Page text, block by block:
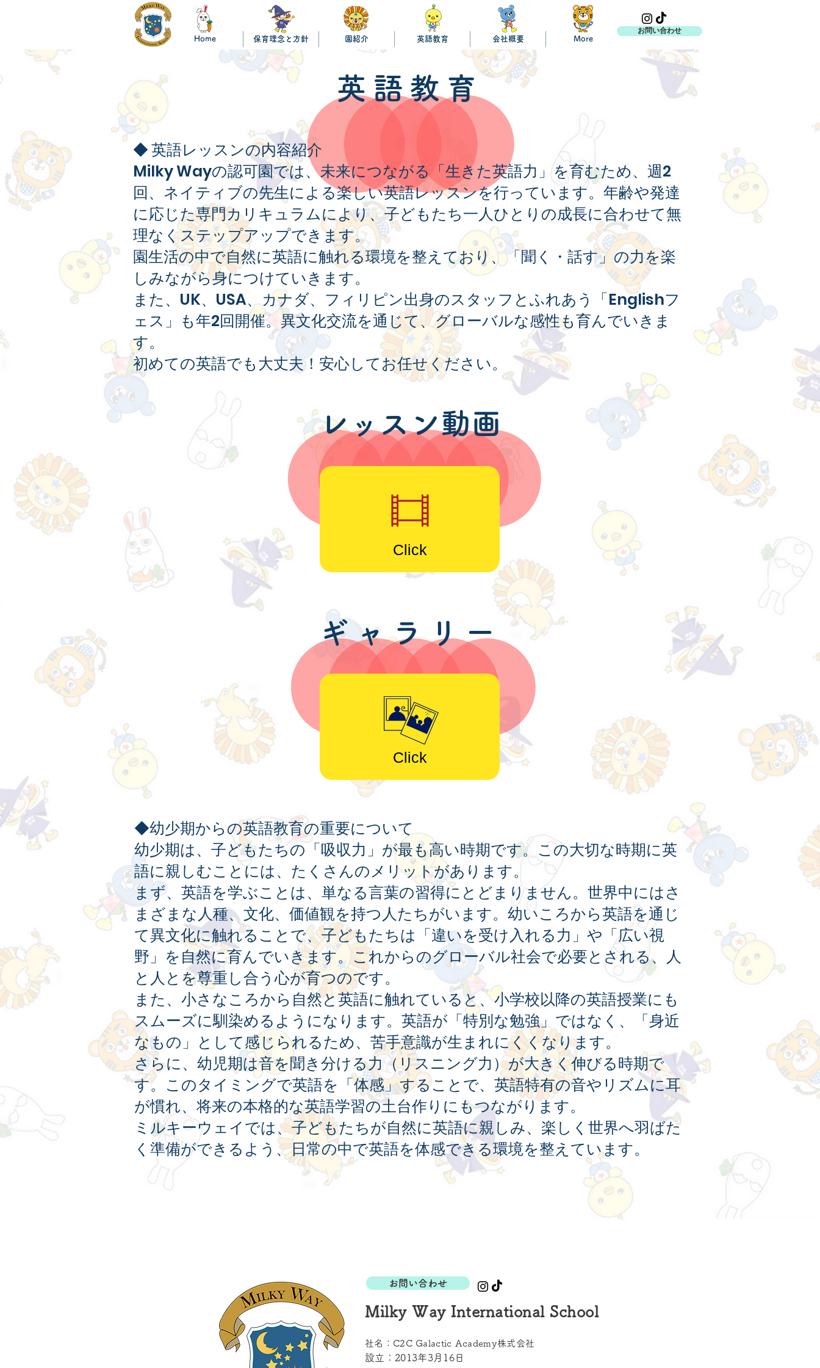
Home 保育理念と方針 園紹介 英語教育 会社概要 More
お問い合わせ
英語教育
◆ 英語レッスンの内容紹介
Milky Wayの認可園では、未来につながる「生きた英語力」を育むため、週2
回、ネイティブの先生による楽しい英語レッスンを行っています。年齢や発達
に応じた専門カリキュラムにより、子どもたち一人ひとりの成長に合わせて無
理なくステップアップできます。
園生活の中で自然に英語に触れる環境を整えており、「聞く・話す」の力を楽
しみながら身につけていきます。
また、UK、USA、カナダ、フィリピン出身のスタッフとふれあう「Englishフ
ェス」も年2回開催。異文化交流を通じて、グローバルな感性も育んでいきま
す。
初めての英語でも大丈夫！安心してお任せください。
レッスン動画
Click
ギャラリー
Click
◆幼少期からの英語教育の重要について
幼少期は、子どもたちの「吸収力」が最も高い時期です。この大切な時期に英
語に親しむことには、たくさんのメリットがあります。
まず、英語を学ぶことは、単なる言葉の習得にとどまりません。世界中にはさ
まざまな人種、文化、価値観を持つ人たちがいます。幼いころから英語を通じ
て異文化に触れることで、子どもたちは「違いを受け入れる力」や「広い視
野」を自然に育んでいきます。これからのグローバル社会で必要とされる、人
と人とを尊重し合う心が育つのです。
また、小さなころから自然と英語に触れていると、小学校以降の英語授業にも
スムーズに馴染めるようになります。英語が「特別な勉強」ではなく、「身近
なもの」として感じられるため、苦手意識が生まれにくくなります。
さらに、幼児期は音を聞き分ける力（リスニング力）が大きく伸びる時期で
す。このタイミングで英語を「体感」することで、英語特有の音やリズムに耳
が慣れ、将来の本格的な英語学習の土台作りにもつながります。
ミルキーウェイでは、子どもたちが自然に英語に親しみ、楽しく世界へ羽ばた
く準備ができるよう、日常の中で英語を体感できる環境を整えています。
お問い合わせ
Milky Way International School
社名：C2C Galactic Academy株式会社
設立：2013年3月16日